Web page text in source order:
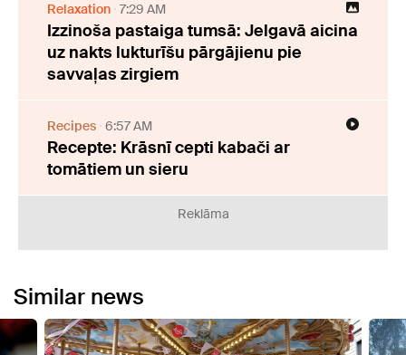
Relaxation 7:29 AM
Izzinoša pastaiga tumsā: Jelgavā aicina
uz nakts lukturīšu pārgājienu pie
savvaļas zirgiem
Recipes 6:57 AM
Recepte: Krāsnī cepti kabači ar
tomātiem un sieru
Reklāma
Similar news